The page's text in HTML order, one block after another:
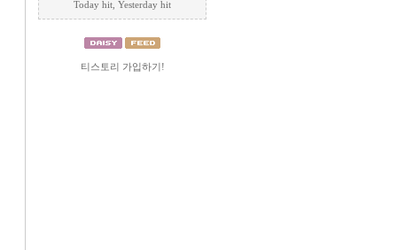
Today hit, Yesterday hit
티스토리 가입하기!